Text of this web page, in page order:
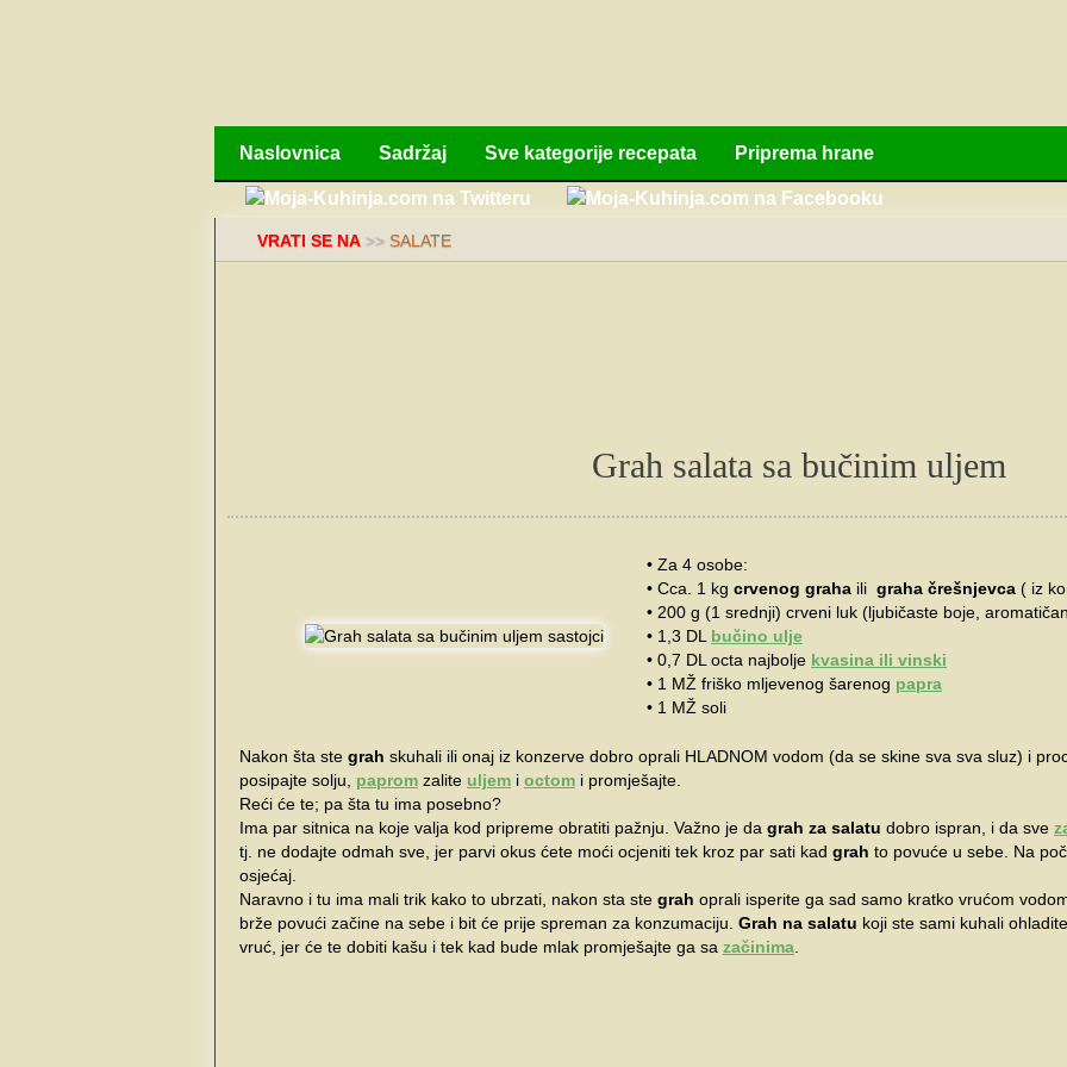
Naslovnica Sadržaj Sve kategorije recepata Priprema hrane
VRATI SE NA >> SALATE
Grah salata sa bučinim uljem
• Za 4 osobe:
• Cca. 1 kg crvenog graha ili graha črešnjevca ( iz
• 200 g (1 srednji) crveni luk (ljubičaste boje,
• 1,3 DL bučino ulje
• 0,7 DL octa najbolje kvasina ili vinski
• 1 MŽ friško mljevenog šarenog papra
• 1 MŽ soli
Nakon šta ste grah skuhali ili onaj iz konzerve dobro oprali HLADNOM vodom (da se skine sva sva sluz) i
posipajte solju, paprom zalite uljem i octom i promješajte.
Reći će te; pa šta tu ima posebno?
Ima par sitnica na koje valja kod pripreme obratiti pažnju. Važno je da grah za salatu dobro ispran, i da sve
tj. ne dodajte odmah sve, jer parvi okus ćete moći ocjeniti tek kroz par sati kad grah to povuće u sebe. Na
osjećaj.
Naravno i tu ima mali trik kako to ubrzati, nakon sta ste grah oprali isperite ga sad samo kratko vrućom
brže povući začine na sebe i bit će prije spreman za konzumaciju. Grah na salatu koji ste sami kuhali
vruć, jer će te dobiti kašu i tek kad bude mlak promješajte ga sa začinima